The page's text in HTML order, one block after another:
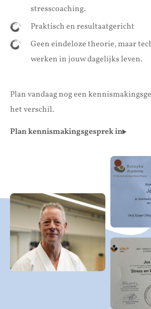
stresscoaching.
Praktisch en resultaatgericht
Geen eindeloze theorie, maar
werken in jouw dagelijks leven.
Plan vandaag nog een
het verschil.
Plan kennismakingsgesprek in